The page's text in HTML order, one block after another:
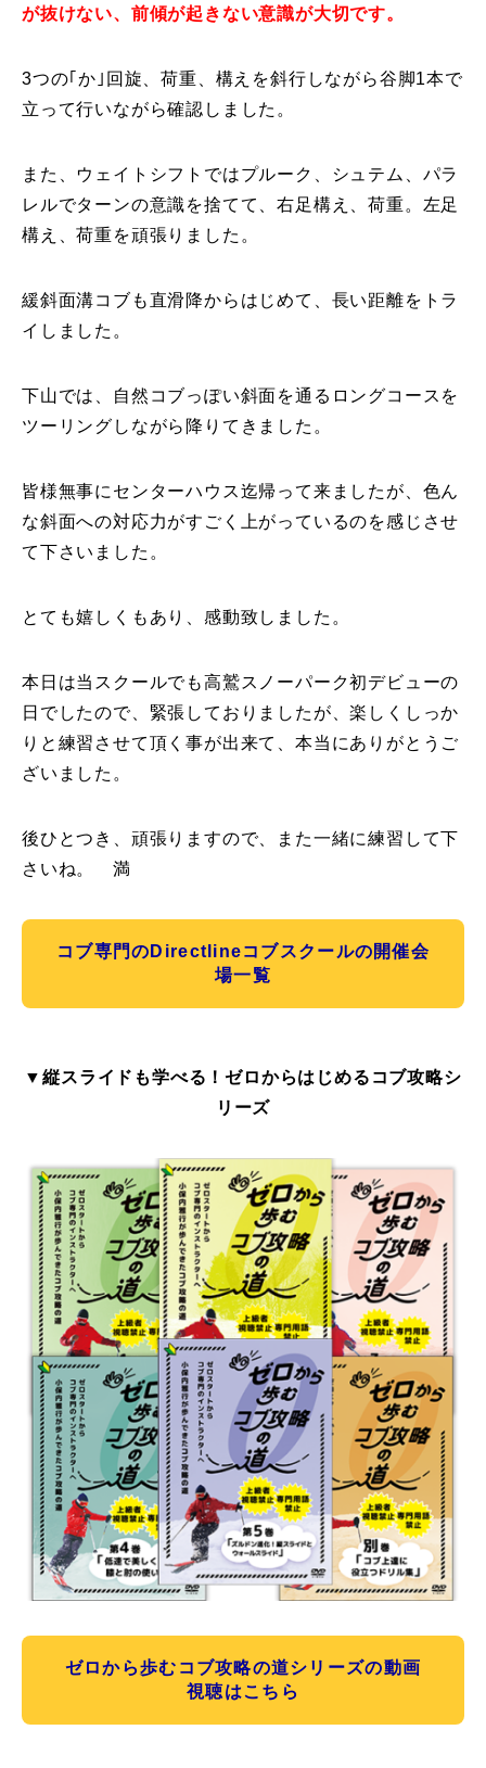
が抜けない、前傾が起きない意識が大切です。
3つの｢か｣回旋、荷重、構えを斜行しながら谷脚1本で
立って行いながら確認しました。
また、ウェイトシフトではプルーク、シュテム、パラ
レルでターンの意識を捨てて、右足構え、荷重。左足
構え、荷重を頑張りました。
緩斜面溝コブも直滑降からはじめて、長い距離をトラ
イしました。
下山では、自然コブっぽい斜面を通るロングコースを
ツーリングしながら降りてきました。
皆様無事にセンターハウス迄帰って来ましたが、色ん
な斜面への対応力がすごく上がっているのを感じさせ
て下さいました。
とても嬉しくもあり、感動致しました。
本日は当スクールでも高鷲スノーパーク初デビューの
日でしたので、緊張しておりましたが、楽しくしっか
りと練習させて頂く事が出来て、本当にありがとうご
ざいました。
後ひとつき、頑張りますので、また一緒に練習して下
さいね。 満
コブ専門のDirectlineコブスクールの開催会
場一覧
▼縦スライドも学べる！ゼロからはじめるコブ攻略シ
リーズ
ゼロから歩むコブ攻略の道シリーズの動画
視聴はこちら